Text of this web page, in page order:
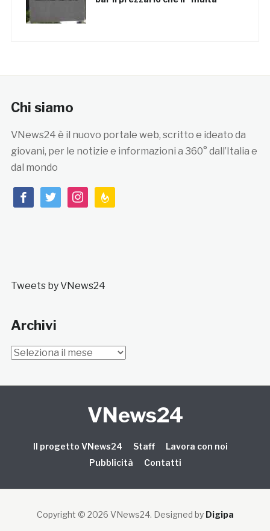
Chi siamo
VNews24 è il nuovo portale web, scritto e ideato da
giovani, per le notizie e informazioni a 360° dall’Italia e
dal mondo
facebooktwitterinstagramfeedburner
Tweets by VNews24
Archivi
Archivi
VNews24
Il progetto VNews24 Staff
Lavora con noi
Pubblicità
Contatti
Copyright © 2026 VNews24. Designed by Digipa